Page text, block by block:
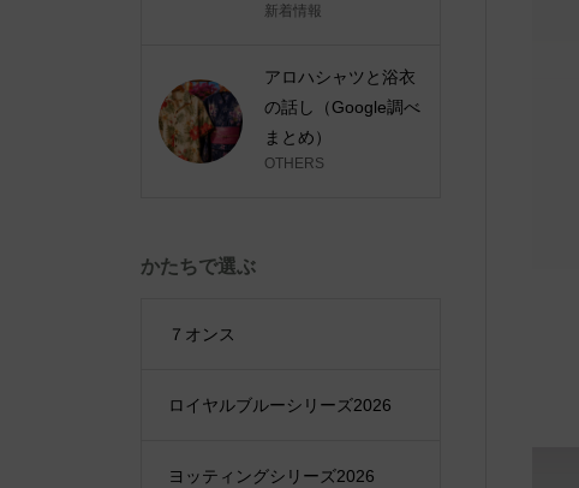
新着情報
アロハシャツと浴衣
の話し（Google調べ
まとめ）
OTHERS
かたちで選ぶ
７オンス
ロイヤルブルーシリーズ2026
ヨッティングシリーズ2026